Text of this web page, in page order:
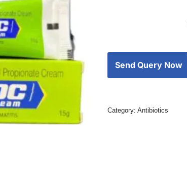
Category: Antibiotics